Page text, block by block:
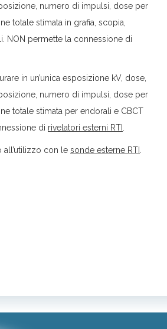
numero di impulsi, dose per
totale stimata in grafia, scopia,
NON permette la connessione di
in un’unica esposizione kV, dose,
numero di impulsi, dose per
totale stimata per endorali e CBCT
di rivelatori esterni RTI
all’utilizzo con le sonde esterne RTI